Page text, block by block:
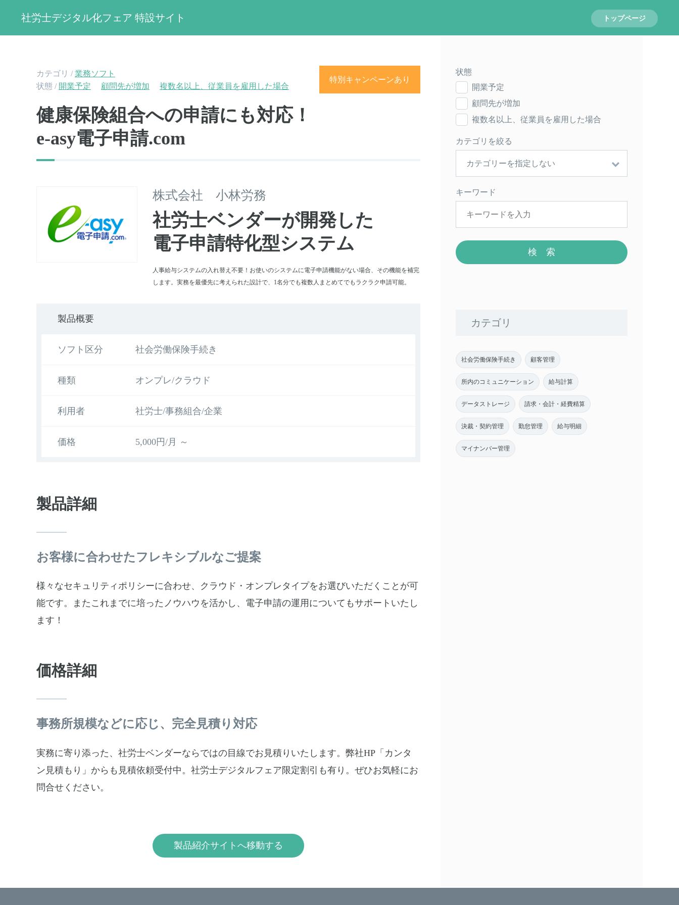
社労士デジタル化フェア 特設サイト トップページ
カテゴリ /業務ソフト
状態 / 開業予定 顧問先が増加 複数名以上、従業員を雇用した場合
特別キャンペーンあり
健康保険組合への申請にも対応！
e-asy電子申請.com
株式会社 小林労務
社労士ベンダーが開発した
電子申請特化型システム
人事給与システムの入れ替え不要！お使いのシステムに電子申請機能がない場合、その機能を補完
します。実務を最優先に考えられた設計で、1名分でも複数人まとめてでもラクラク申請可能。
製品概要
ソフト区分 社会労働保険手続き
種類 オンプレ/クラウド
利用者 社労士/事務組合/企業
価格 5,000円/月 ～
製品詳細
お客様に合わせたフレキシブルなご提案
様々なセキュリティポリシーに合わせ、クラウド・オンプレタイプをお選びいただくことが可
能です。またこれまでに培ったノウハウを活かし、電子申請の運用についてもサポートいたし
ます！
価格詳細
事務所規模などに応じ、完全見積り対応
実務に寄り添った、社労士ベンダーならではの目線でお見積りいたします。弊社HP「カンタ
ン見積もり」からも見積依頼受付中。社労士デジタルフェア限定割引も有り。ぜひお気軽にお
問合せください。
製品紹介サイトへ移動する
状態
開業予定
顧問先が増加
複数名以上、従業員を雇用した場合
カテゴリを絞る
キーワード
カテゴリ
社会労働保険手続き 顧客管理
所内のコミュニケーション 給与計算
データストレージ 請求・会計・経費精算
決裁・契約管理 勤怠管理 給与明細
マイナンバー管理